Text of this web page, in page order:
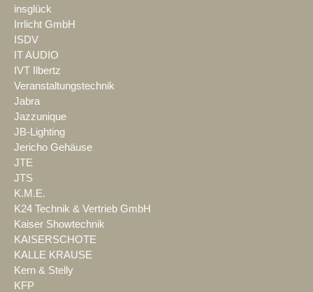
insglück
Irrlicht GmbH
ISDV
IT AUDIO
IVT Ilbertz
Veranstaltungstechnik
Jabra
Jazzunique
JB-Lighting
Jericho Gehäuse
JTE
JTS
K.M.E.
K24 Technik & Vertrieb GmbH
Kaiser Showtechnik
KAISERSCHOTE
KALLE KRAUSE
Kern & Stelly
KFP